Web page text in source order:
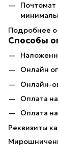
Почтомат
Подробнее о
Способы
Онлайн
Онлайн-
Оплата
Оплата
Реквизиты